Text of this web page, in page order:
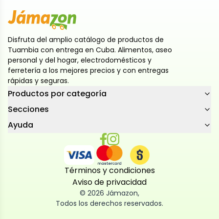
Disfruta del amplio catálogo de productos de
Tuambia con entrega en Cuba. Alimentos, aseo
personal y del hogar, electrodomésticos y
ferretería a los mejores precios y con entregas
rápidas y seguras.
Productos por categoría
Secciones
Ayuda
Términos y condiciones
Aviso de privacidad
© 2026 Jámazon,
Todos los derechos reservados.